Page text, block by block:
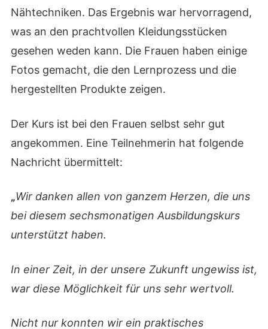
Nähtechniken. Das Ergebnis war hervorragend,
was an den prachtvollen Kleidungsstücken
gesehen weden kann. Die Frauen haben einige
Fotos gemacht, die den Lernprozess und die
hergestellten Produkte zeigen.
Der Kurs ist bei den Frauen selbst sehr gut
angekommen. Eine Teilnehmerin hat folgende
Nachricht übermittelt:
„Wir danken allen von ganzem Herzen, die uns
bei diesem sechsmonatigen Ausbildungskurs
unterstützt haben.
In einer Zeit, in der unsere Zukunft ungewiss ist,
war diese Möglichkeit für uns sehr wertvoll.
Nicht nur konnten wir ein praktisches